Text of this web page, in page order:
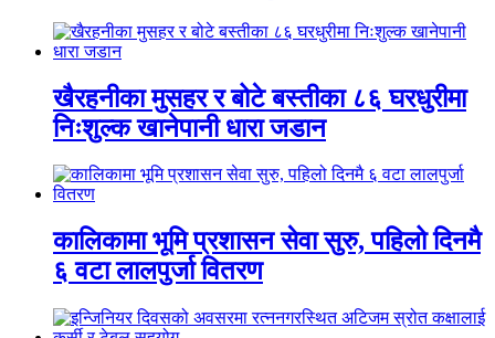
खैरहनीका मुसहर र बोटे बस्तीका ८६ घरधुरीमा
निःशुल्क खानेपानी धारा जडान
कालिकामा भूमि प्रशासन सेवा सुरु, पहिलो दिनमै
६ वटा लालपुर्जा वितरण